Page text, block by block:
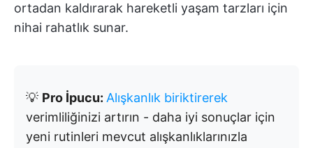
ortadan kaldırarak hareketli yaşam tarzları için
nihai rahatlık sunar.
💡 Pro İpucu: Alışkanlık biriktirerek
verimliliğinizi artırın - daha iyi sonuçlar için
yeni rutinleri mevcut alışkanlıklarınızla